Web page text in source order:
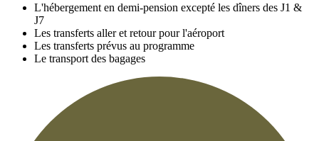
L'hébergement en demi-pension excepté les dîners des J1 &
J7
Les transferts aller et retour pour l'aéroport
Les transferts prévus au programme
Le transport des bagages